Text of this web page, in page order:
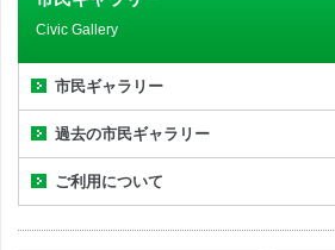
Civic Gallery
市民ギャラリー
過去の市民ギャラリー
ご利用について